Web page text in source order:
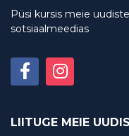
Püsi kursis meie
sotsiaalmeedias
LIITUGE MEIE